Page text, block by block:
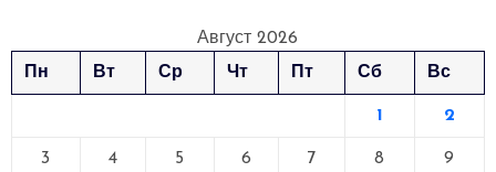
Август 2026
Пн
Вт Ср Чт Пт Сб Вс
1 2
3 4 5 6 7 8 9